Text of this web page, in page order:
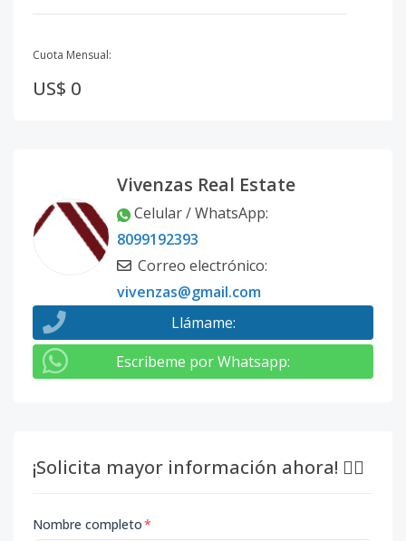
Cuota Mensual:
US$ 0
Vivenzas Real Estate
Celular / WhatsApp:
8099192393
Correo electrónico:
vivenzas@gmail.com
Llámame:
Escribeme por Whatsapp:
¡Solicita mayor información ahora! 👇🏽
Nombre completo*